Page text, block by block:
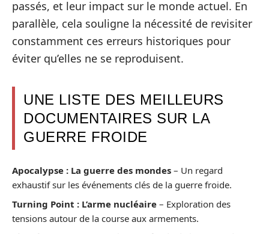
passés, et leur impact sur le monde actuel. En
parallèle, cela souligne la nécessité de revisiter
constamment ces erreurs historiques pour
éviter qu’elles ne se reproduisent.
UNE LISTE DES MEILLEURS
DOCUMENTAIRES SUR LA
GUERRE FROIDE
Apocalypse : La guerre des mondes – Un regard
exhaustif sur les événements clés de la guerre froide.
Turning Point : L’arme nucléaire – Exploration des
tensions autour de la course aux armements.